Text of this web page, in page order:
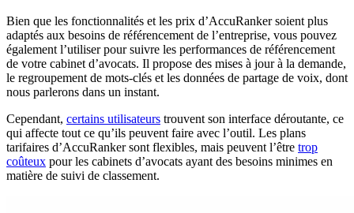
Bien que les fonctionnalités et les prix d’AccuRanker soient plus
adaptés aux besoins de référencement de l’entreprise, vous pouvez
également l’utiliser pour suivre les performances de référencement
de votre cabinet d’avocats. Il propose des mises à jour à la demande,
le regroupement de mots-clés et les données de partage de voix, dont
nous parlerons dans un instant.
Cependant, certains utilisateurs trouvent son interface déroutante, ce
qui affecte tout ce qu’ils peuvent faire avec l’outil. Les plans
tarifaires d’AccuRanker sont flexibles, mais peuvent l’être trop
coûteux pour les cabinets d’avocats ayant des besoins minimes en
matière de suivi de classement.